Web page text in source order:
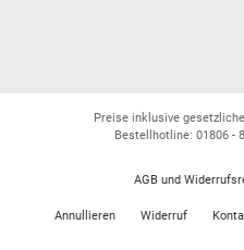
Preise inklusive
Bestellhotline: 01806 -
AGB und
Annullieren Widerruf